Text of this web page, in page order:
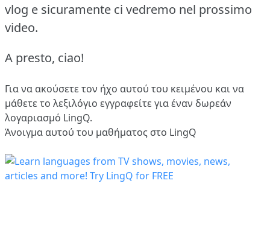
vlog e sicuramente ci vedremo nel prossimo
video.
A presto, ciao!
Για να ακούσετε τον ήχο αυτού του κειμένου και να
μάθετε το λεξιλόγιο εγγραφείτε για έναν δωρεάν
λογαριασμό LingQ.
Άνοιγμα αυτού του μαθήματος στο LingQ